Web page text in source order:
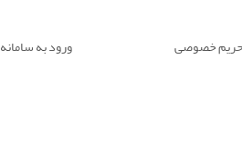
حریم خصوصی ورود به سامانه